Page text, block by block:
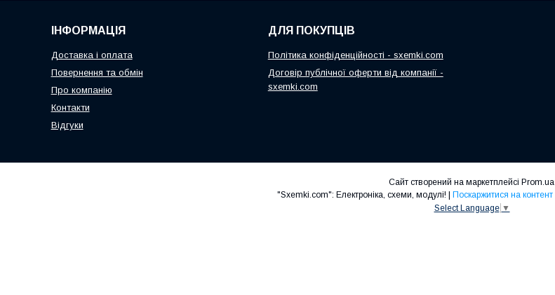
ІНФОРМАЦІЯ
Доставка і оплата
Повернення та обмін
Про компанію
Контакти
Відгуки
ДЛЯ ПОКУПЦІВ
Політика конфіденційності - sxemki.com
Договір публічної оферти від компанії -
sxemki.com
Сайт створений на маркетплейсі Prom.ua
Поскаржитися на контент
Select Language ▼